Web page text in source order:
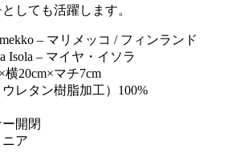
しても活躍します。
– マリメッコ / フィンランド
Isola – マイヤ・イソラ
横20cm×マチ7cm
レタン樹脂加工）100%
開閉
ア